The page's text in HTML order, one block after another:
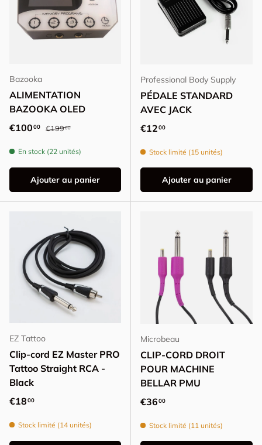
Bazooka
ALIMENTATION
BAZOOKA OLED
Prix promotionnel
€10000 Prix habituel
€19900
En stock (22 unités)
Ajouter au panier
Professional Body Supply
PÉDALE STANDARD
AVEC JACK
Prix habituel
€1200
Stock limité (15 unités)
Ajouter au panier
EZ Tattoo
Clip-cord EZ Master PRO
Tattoo Straight RCA -
Black
Prix habituel
€1800
Stock limité (14 unités)
Microbeau
CLIP-CORD DROIT
POUR MACHINE
BELLAR PMU
Prix habituel
€3600
Stock limité (11 unités)